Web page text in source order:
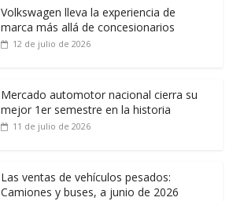
Volkswagen lleva la experiencia de
marca más allá de concesionarios
12 de julio de 2026
Mercado automotor nacional cierra su
mejor 1er semestre en la historia
11 de julio de 2026
Las ventas de vehículos pesados:
Camiones y buses, a junio de 2026